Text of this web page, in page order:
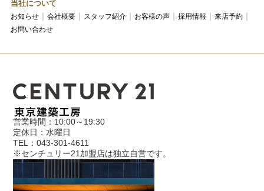
当社について
お知らせ 会社概要 スタッフ紹介 お客様の声 採用情報
来店予約
お問い合わせ
営業時間：10:00～19:30
定休日：水曜日
TEL：043-301-4611
※センチュリー21加盟店は独立自営です。